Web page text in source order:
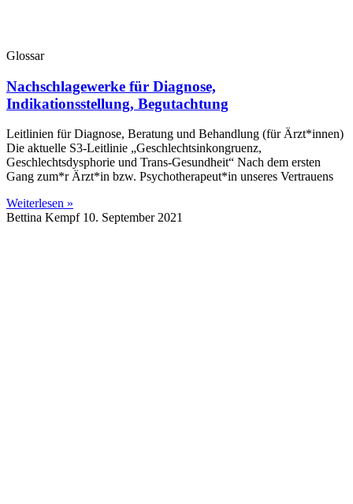
Glossar
Nachschlagewerke für Diagnose,
Indikationsstellung, Begutachtung
Leitlinien für Diagnose, Beratung und Behandlung (für Ärzt*innen)
Die aktuelle S3-Leitlinie „Geschlechtsinkongruenz,
Geschlechtsdysphorie und Trans-Gesundheit“ Nach dem ersten
Gang zum*r Ärzt*in bzw. Psychotherapeut*in unseres Vertrauens
Weiterlesen »
Bettina Kempf 10. September 2021